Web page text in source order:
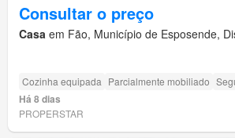
Consultar o preço
Casa em Fão, Município de Esposende,
Cozinha equipada Parcialmente mobiliado
Há 8 dias
PROPERSTAR